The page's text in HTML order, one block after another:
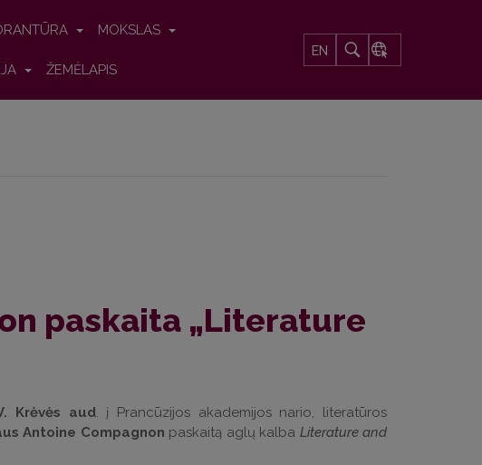
MOKSLAS
ŽEMĖLAPIS
EN
paskaita „Literature
Krėvės aud. į Prancūzijos akademijos nario, literatūros
Antoine Compagnon paskaitą aglų kalba Literature and